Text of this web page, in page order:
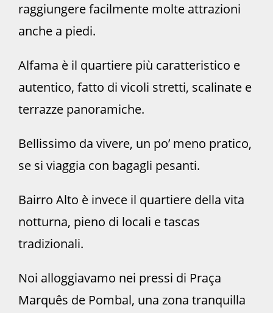
raggiungere facilmente molte attrazioni
anche a piedi.
Alfama è il quartiere più caratteristico e
autentico, fatto di vicoli stretti, scalinate e
terrazze panoramiche.
Bellissimo da vivere, un po’ meno pratico,
se si viaggia con bagagli pesanti.
Bairro Alto è invece il quartiere della vita
notturna, pieno di locali e tascas
tradizionali.
Noi alloggiavamo nei pressi di Praça
Marquês de Pombal, una zona tranquilla